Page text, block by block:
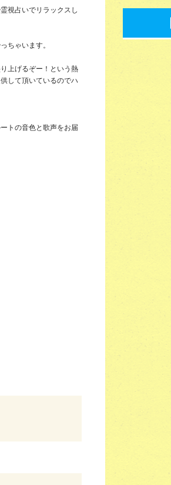
視占いでリラックスし
ちゃいます。
上げるぞー！という熱
して頂いているのでハ
トの音色と歌声をお届